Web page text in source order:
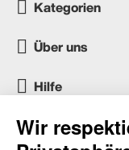
Kategorien
Über uns
Hilfe
Kundenservice